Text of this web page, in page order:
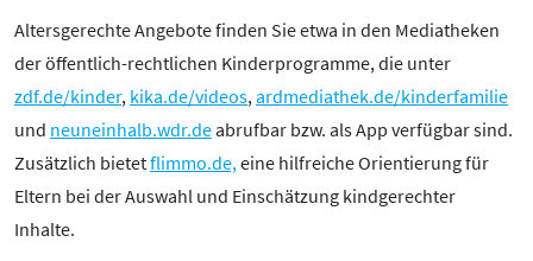
Altersgerechte Angebote finden Sie etwa in den Mediatheken
der öffentlich-rechtlichen Kinderprogramme, die unter
zdf.de/kinder, kika.de/videos,ardmediathek.de/kinderfamilie
und neuneinhalb.wdr.deabrufbar bzw. als App verfügbar sind.
Zusätzlich bietetflimmo.de,eine hilfreiche Orientierung für
Eltern bei der Auswahl und Einschätzung kindgerechter
Inhalte.